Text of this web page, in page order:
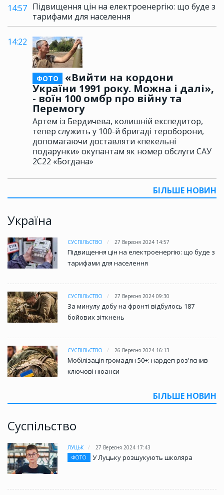
14:57 Підвищення цін на електроенергію: що буде з
тарифами для населення
14:22
ФОТО
«Вийти на кордони
України 1991 року. Можна і далі»,
- воїн 100 омбр про війну та
Перемогу
Артем із Бердичева, колишній експедитор,
тепер служить у 100-й бригаді тероборони,
допомагаючи доставляти «пекельні
подарунки» окупантам як номер обслуги САУ
2С22 «Богдана»
БІЛЬШЕ НОВИН
Україна
СУСПІЛЬСТВО 27 Вересня 2024 14:57
Підвищення цін на електроенергію: що буде з
тарифами для населення
СУСПІЛЬСТВО 27 Вересня 2024 09:30
За минулу добу на фронті відбулось 187
бойових зіткнень
СУСПІЛЬСТВО 26 Вересня 2024 16:13
Мобілізація громадян 50+: нардеп роз'яснив
ключові нюанси
БІЛЬШЕ НОВИН
Суспільство
ЛУЦЬК
27 Вересня 2024 17:43
ФОТО
У Луцьку розшукують школяра